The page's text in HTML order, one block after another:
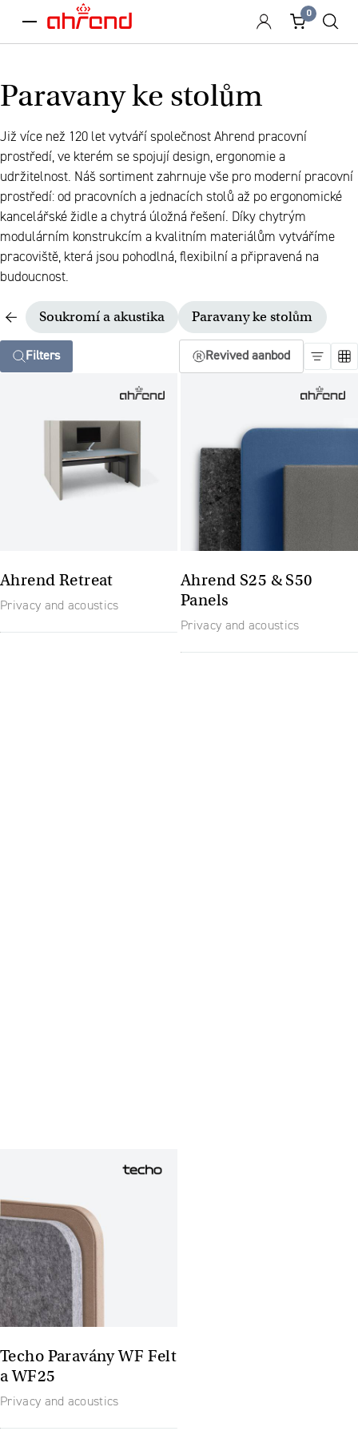
menu
0
Paravany ke stolům
Již více než 120 let vytváří společnost Ahrend pracovní
prostředí, ve kterém se spojují design, ergonomie a
udržitelnost. Náš sortiment zahrnuje vše pro moderní pracovní
prostředí: od pracovních a jednacích stolů až po ergonomické
kancelářské židle a chytrá úložná řešení. Díky chytrým
modulárním konstrukcím a kvalitním materiálům vytváříme
pracoviště, která jsou pohodlná, flexibilní a připravená na
budoucnost.
Soukromí a akustika Paravany ke stolům
Filters Revived aanbod
Ahrend Retreat
Privacy and acoustics
Ahrend S25 & S50
Panels
Privacy and acoustics
Techo Paravány WF Felt
a WF25
Privacy and acoustics